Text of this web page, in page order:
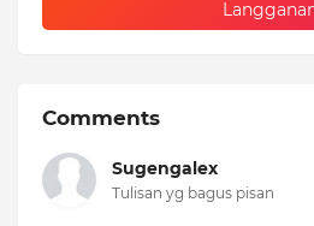
Comments
Sugengalex
Tulisan yg bagus pisan